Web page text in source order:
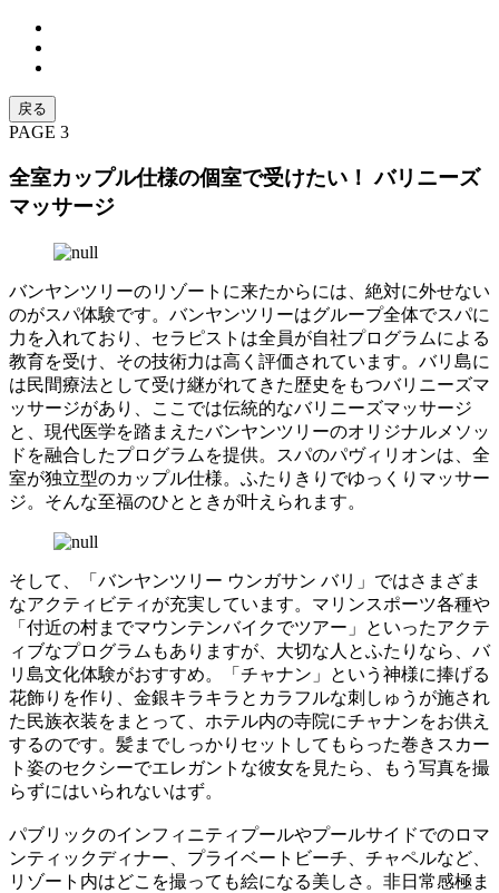
戻る
PAGE 3
全室カップル仕様の個室で受けたい！ バリニーズ
マッサージ
バンヤンツリーのリゾートに来たからには、絶対に外せない
のがスパ体験です。バンヤンツリーはグループ全体でスパに
力を入れており、セラピストは全員が自社プログラムによる
教育を受け、その技術力は高く評価されています。バリ島に
は民間療法として受け継がれてきた歴史をもつバリニーズマ
ッサージがあり、ここでは伝統的なバリニーズマッサージ
と、現代医学を踏まえたバンヤンツリーのオリジナルメソッ
ドを融合したプログラムを提供。スパのパヴィリオンは、全
室が独立型のカップル仕様。ふたりきりでゆっくりマッサー
ジ。そんな至福のひとときが叶えられます。
そして、「バンヤンツリー ウンガサン バリ」ではさまざま
なアクティビティが充実しています。マリンスポーツ各種や
「付近の村までマウンテンバイクでツアー」といったアクテ
ィブなプログラムもありますが、大切な人とふたりなら、バ
リ島文化体験がおすすめ。「チャナン」という神様に捧げる
花飾りを作り、金銀キラキラとカラフルな刺しゅうが施され
た民族衣装をまとって、ホテル内の寺院にチャナンをお供え
するのです。髪までしっかりセットしてもらった巻きスカー
ト姿のセクシーでエレガントな彼女を見たら、もう写真を撮
らずにはいられないはず。
パブリックのインフィニティプールやプールサイドでのロマ
ンティックディナー、プライベートビーチ、チャペルなど、
リゾート内はどこを撮っても絵になる美しさ。非日常感極ま